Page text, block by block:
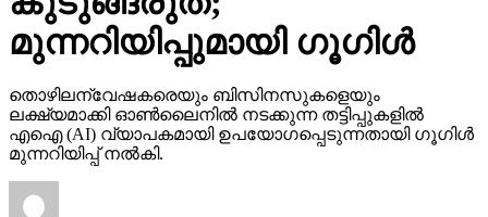
മുന്നറിയിപ്പുമായി ഗൂഗിള്‍
തൊഴിലന്വേഷകരെയും ബിസിനസുകളെയും
ലക്ഷ്യമാക്കി ഓണ്‍ലൈനില്‍ നടക്കുന്ന തട്ടിപ്പുകളില്‍
എഐ (AI) വ്യാപകമായി ഉപയോഗപ്പെടുന്നതായി ഗൂഗിള്‍
മുന്നറിയിപ്പ് നല്‍കി.